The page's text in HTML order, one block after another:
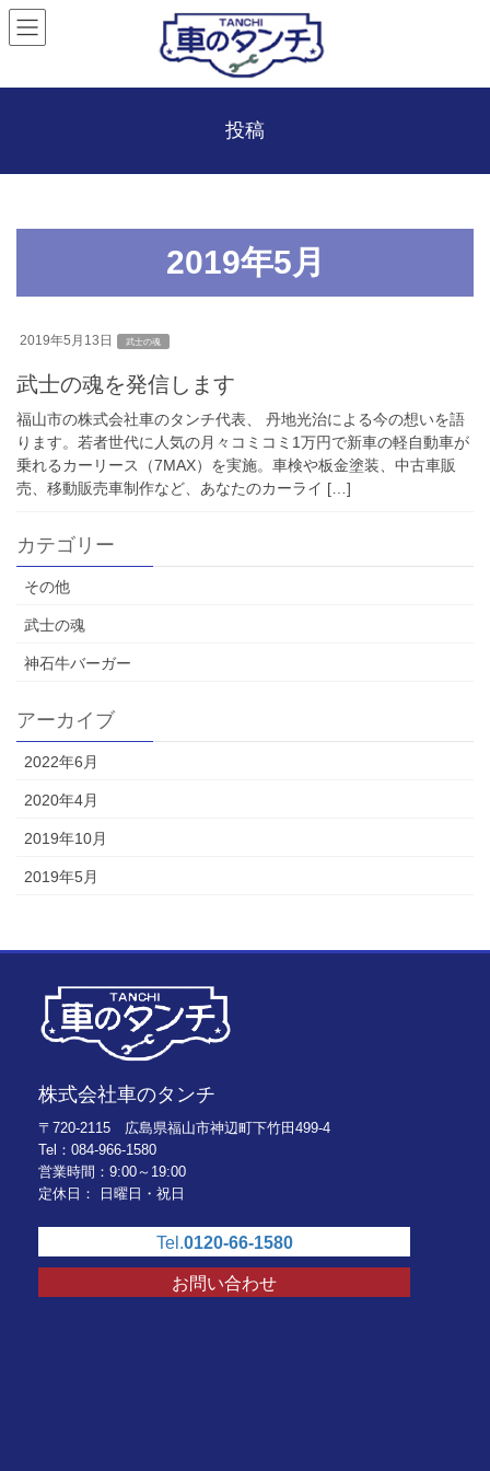
投稿
2019年5月
2019年5月13日 武士の魂
武士の魂を発信します
福山市の株式会社車のタンチ代表、 丹地光治による今の想いを語
ります。若者世代に人気の月々コミコミ1万円で新車の軽自動車が
乗れるカーリース（7MAX）を実施。車検や板金塗装、中古車販
売、移動販売車制作など、あなたのカーライ […]
カテゴリー
その他
武士の魂
神石牛バーガー
アーカイブ
2022年6月
2020年4月
2019年10月
2019年5月
株式会社車のタンチ
〒720-2115 広島県福山市神辺町下竹田499-4
Tel：084-966-1580
営業時間：9:00～19:00
定休日： 日曜日・祝日
Tel.0120-66-1580
お問い合わせ